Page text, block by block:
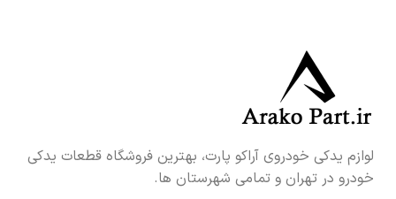
لوازم یدکی خودروی آراکو پارت، بهترین فروشگاه قطعات یدکی
خودرو در تهران و تمامی شهرستان ها.